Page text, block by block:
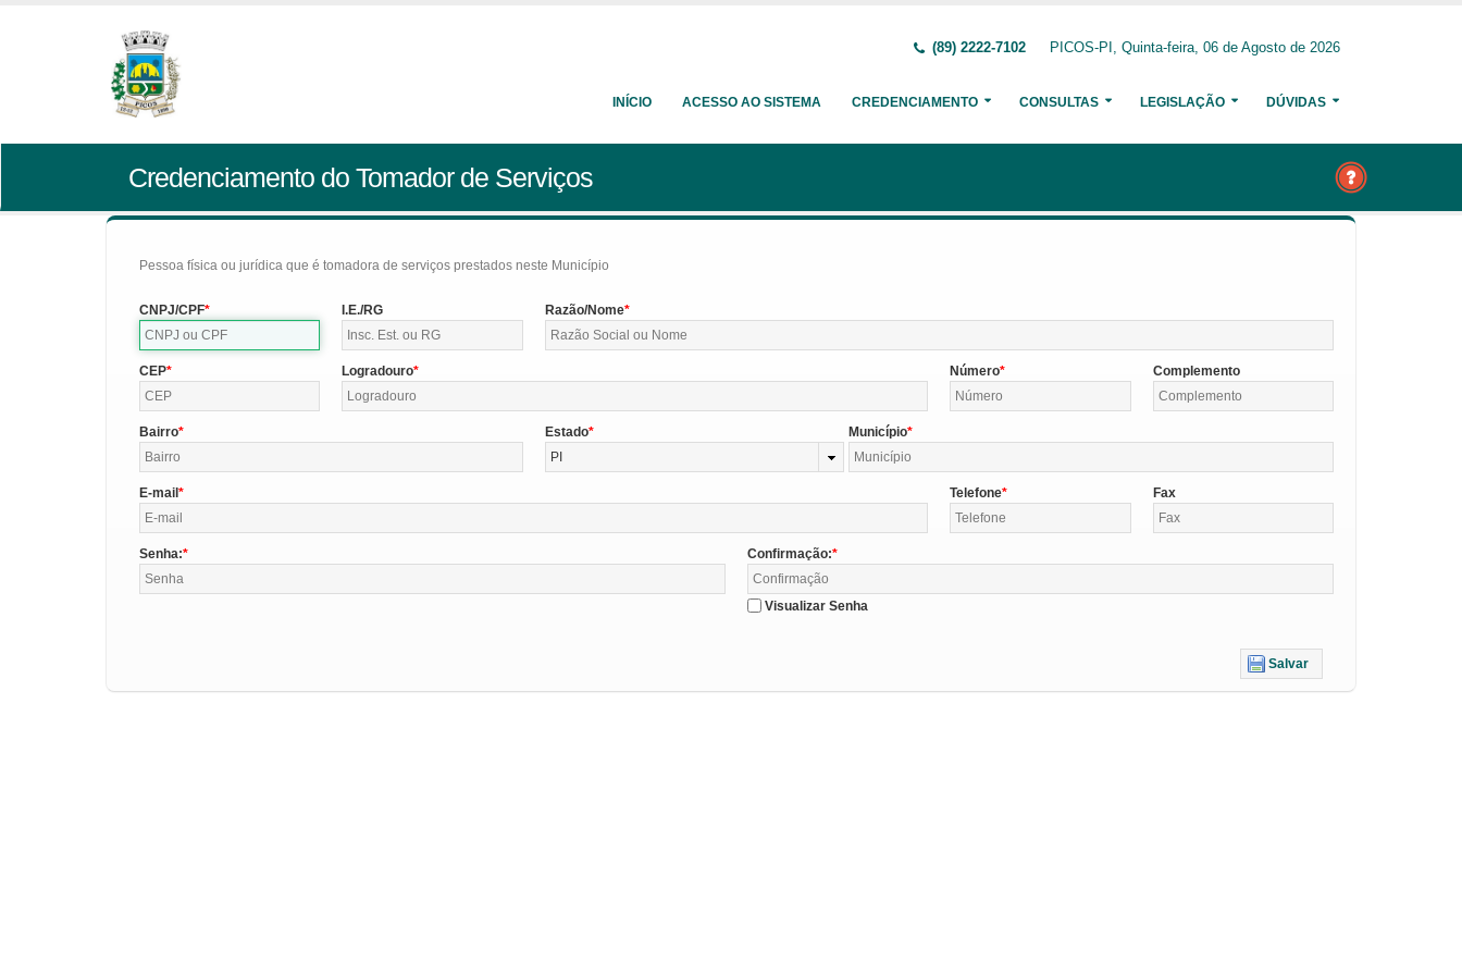
(89) 2222-7102 PICOS-PI, Quinta-feira, 06 de Agosto de 2026
INÍCIO ACESSO AO SISTEMA CREDENCIAMENTO CONSULTAS LEGISLAÇÃO DÚVIDAS
Credenciamento do Tomador de Serviços
Pessoa física ou jurídica que é tomadora de serviços prestados neste Município
CNPJ/CPF I.E./RG Razão/Nome
CEP Logradouro Número Complemento
Bairro
Estado
PI
Município
E-mail Telefone Fax
Senha: Confirmação:
Visualizar Senha
Salvar